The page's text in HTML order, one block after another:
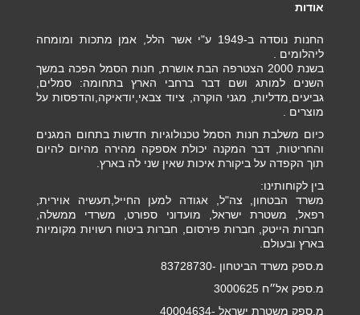
אודות
החנות נוסדה ב-1949 ע"י אשר הלל, אמן מתכות ומומחה
ליהלומים .
בשנת 2000 הצטרפה הבת אושרת, חנות הסמל הפכה במשך
השנים למותג ושם דבר ברחבי הארץ בתחומה: סמלים,
גביעים,מדליות, מגני הוקרה, ציוד צבאי,יודאיקה,והדפסות על
מוצרים .
כיום משלבת חנות הסמל טכנולוגיות חדשות בתחום המגנים
והחריטות, דבר המקנה יכולת אספקה מהירה מהיום להיום
תוך הקפדה על ביקורת איכות שאין שני לה בארץ.
בין לקוחותינו:
משרד הבטחון, צה"ל, אגודה למען החייל,תעשיה אוירית,
רפאל, משטרת ישראל, מועדוני ספורט, משרדי ממשלה,
חברות הייטק, חברות פירסום, חברות ביטוח רשויות מקומיות
בארץ ובעולם.
מ.ספק משרד הביטחון -83728730
מ.ספק אל״ח 3000625
מ.ספק משטרת ישראל -40004634